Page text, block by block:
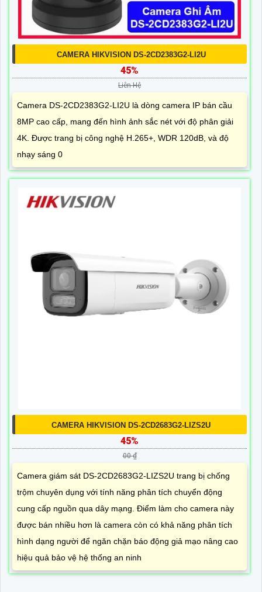
CAMERA HIKVISION DS-2CD2383G2-LI2U
45%
Liên Hệ
Camera DS-2CD2383G2-LI2U là dòng camera IP bán cầu
8MP cao cấp, mang đến hình ảnh sắc nét với độ phân giải
4K. Được trang bị công nghệ H.265+, WDR 120dB, và độ
nhạy sáng 0
CAMERA HIKVISION DS-2CD2683G2-LIZS2U
45%
00 ₫
Camera giám sát DS-2CD2683G2-LIZS2U trang bị chống
trộm chuyên dụng với tính năng phân tích chuyển động
cung cấp nguồn qua dây mạng. Điểm làm cho camera này
được bán nhiều hơn là camera còn có khả năng phân tích
hình dạng người để ngăn chặn báo động giả mạo nâng cao
hiệu quả bảo vệ hệ thống an ninh